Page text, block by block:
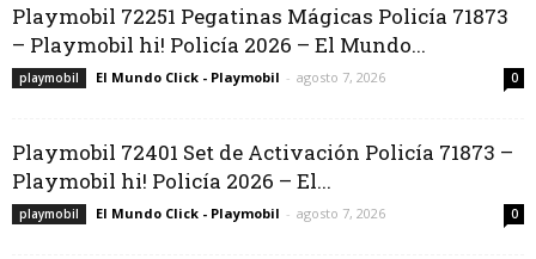
Playmobil 72251 Pegatinas Mágicas Policía 71873
– Playmobil hi! Policía 2026 – El Mundo...
playmobil El Mundo Click - Playmobil - agosto 7, 2026 0
Playmobil 72401 Set de Activación Policía 71873 –
Playmobil hi! Policía 2026 – El...
playmobil El Mundo Click - Playmobil - agosto 7, 2026 0